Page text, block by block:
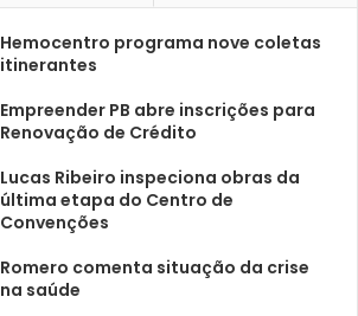
Hemocentro programa nove coletas
itinerantes
Empreender PB abre inscrições para
Renovação de Crédito
Lucas Ribeiro inspeciona obras da
última etapa do Centro de
Convenções
Romero comenta situação da crise
na saúde